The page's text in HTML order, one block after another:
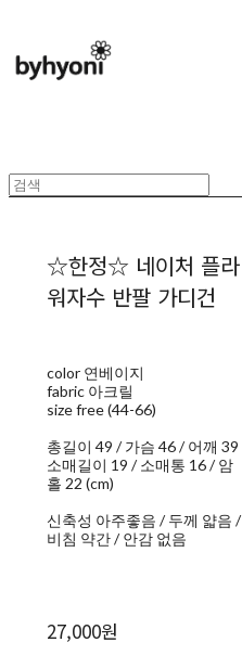
☆한정☆ 네이처 플라
워자수 반팔 가디건
color 연베이지
fabric 아크릴
size free (44-66)
총길이 49 / 가슴 46 / 어깨 39
소매길이 19 / 소매통 16 / 암
홀 22 (cm)
신축성 아주좋음 / 두께 얇음 /
비침 약간 / 안감 없음
27,000원